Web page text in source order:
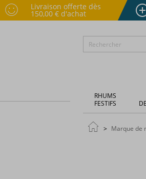
Livraison offerte dès
150,00 € d'achat
RHUMS
FESTIFS
Marque de